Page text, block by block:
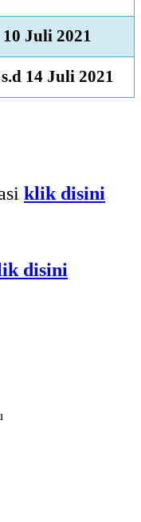
10 Juli 2021
14 Juli 2021
klik disini
disini